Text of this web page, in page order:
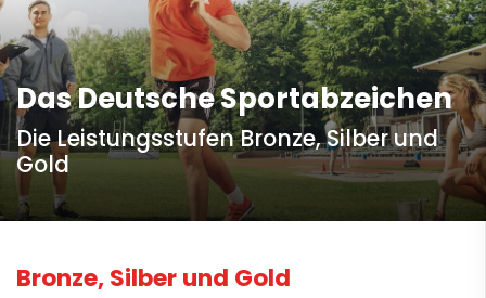
Das Deutsche Sportabzeichen
Die Leistungsstufen Bronze, Silber und
Gold
Bronze, Silber und Gold